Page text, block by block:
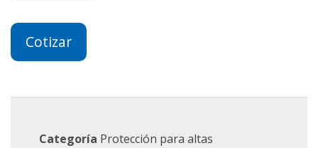
Cotizar
Categoría Protección para altas